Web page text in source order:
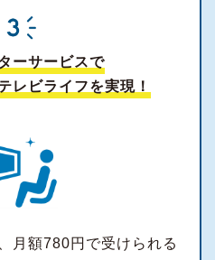
ーサービスで
レビライフを実現！
月額780円で受けられる